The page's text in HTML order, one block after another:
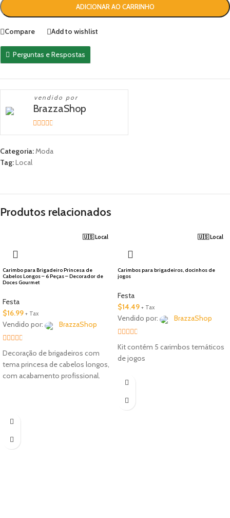
ADICIONAR AO CARRINHO
Compare Add to wishlist
Perguntas e Respostas
vendido por
BrazzaShop
2.33
5
Categoria:Moda
Tag:Local
Produtos relacionados
🇺🇸 Local
Carimbo para Brigadeiro Princesa de
Cabelos Longos – 6 Peças – Decorador de
Doces Gourmet
Festa
$16.99 + Tax
Vendido por: BrazzaShop
2.33
Decoração de brigadeiros com
tema princesa de cabelos longos,
com acabamento profissional.
🇺🇸 Local
Carimbos para brigadeiros, docinhos de
jogos
Festa
$14.49 + Tax
Vendido por: BrazzaShop
2.33
out of
Kit contém 5 carimbos temáticos
de jogos